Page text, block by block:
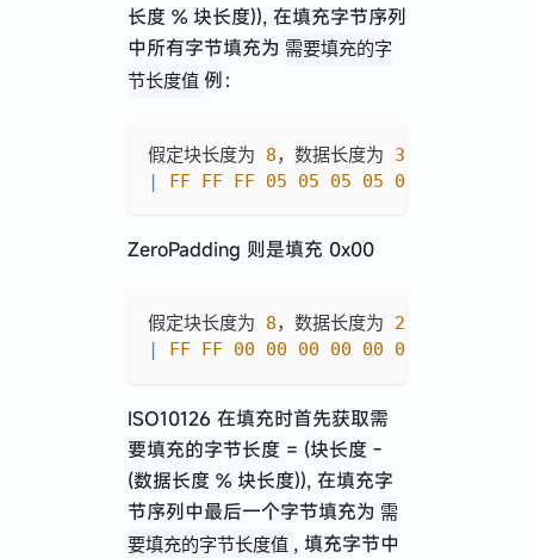
长度 % 块长度)), 在填充字节序列
中所有字节填充为 需要填充的字
节长度值 例：
假定块长度为 8，数据长度为 3
|
FF FF FF 05 05 05 05 05
ZeroPadding 则是填充 0x00
假定块长度为 8，数据长度为 2
|
FF FF 00 00 00 00 00 00
ISO10126 在填充时首先获取需
要填充的字节长度 = (块长度 -
(数据长度 % 块长度)), 在填充字
节序列中最后一个字节填充为 需
要填充的字节长度值 , 填充字节中